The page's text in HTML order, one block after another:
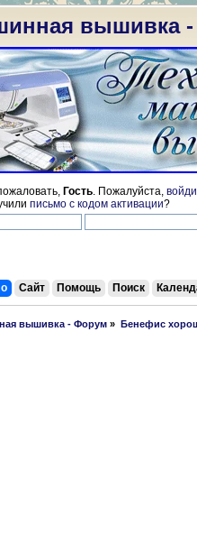
вышивка
Гость . Пожалуйста,
письмо с кодом активации?
Сайт Помощь Поиск
вышивка - Форум » Бенефис